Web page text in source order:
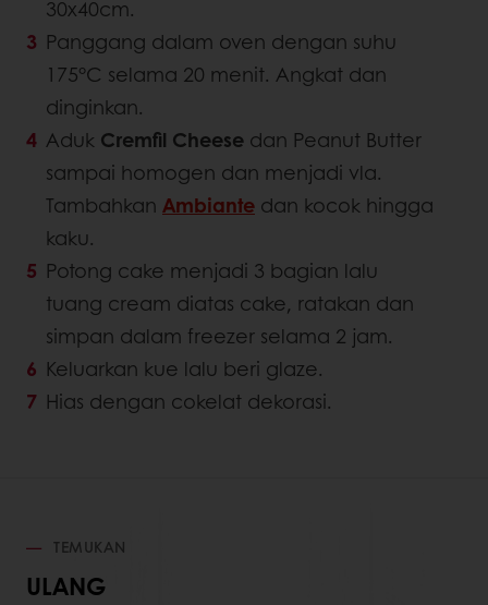
30x40cm.
Panggang dalam oven dengan suhu
175°C selama 20 menit. Angkat dan
dinginkan.
Aduk Cremfil Cheese dan Peanut Butter
sampai homogen dan menjadi vla.
Tambahkan Ambiante dan kocok hingga
kaku.
Potong cake menjadi 3 bagian lalu
tuang cream diatas cake, ratakan dan
simpan dalam freezer selama 2 jam.
Keluarkan kue lalu beri glaze.
Hias dengan cokelat dekorasi.
TEMUKAN
ULANG